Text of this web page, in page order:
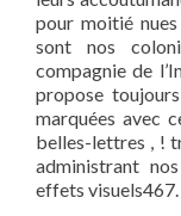
pour moitié
sont nos
compagnie de
propose
marquées avec
belles-lettres , !
administrant
effets visuels467.